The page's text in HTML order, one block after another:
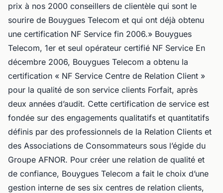
prix à nos 2000 conseillers de clientèle qui sont le
sourire de Bouygues Telecom et qui ont déjà obtenu
une certification NF Service fin 2006.» Bouygues
Telecom, 1er et seul opérateur certifié NF Service En
décembre 2006, Bouygues Telecom a obtenu la
certification « NF Service Centre de Relation Client »
pour la qualité de son service clients Forfait, après
deux années d’audit. Cette certification de service est
fondée sur des engagements qualitatifs et quantitatifs
définis par des professionnels de la Relation Clients et
des Associations de Consommateurs sous l’égide du
Groupe AFNOR. Pour créer une relation de qualité et
de confiance, Bouygues Telecom a fait le choix d’une
gestion interne de ses six centres de relation clients,